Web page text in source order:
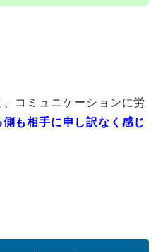
コミュニケーションに労
も相手に申し訳なく感じ